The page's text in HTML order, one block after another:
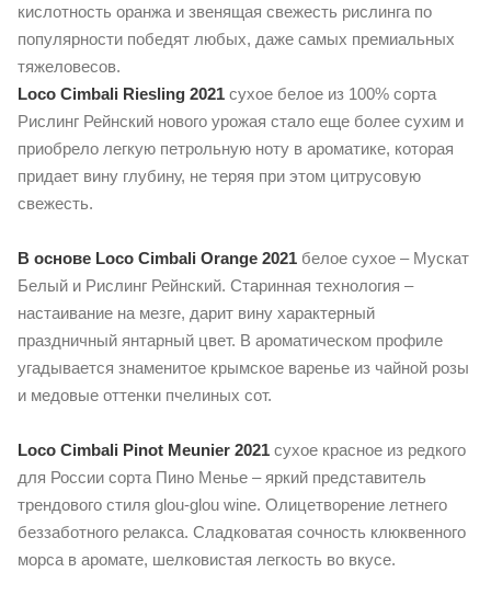
кислотность оранжа и звенящая свежесть рислинга по
популярности победят любых, даже самых премиальных
тяжеловесов.
Loco Cimbali Riesling 2021 сухое белое из 100% cорта
Рислинг Рейнский нового урожая стало еще более сухим и
приобрело легкую петрольную ноту в ароматике, которая
придает вину глубину, не теряя при этом цитрусовую
свежесть.
В основе Loco Cimbali Orange 2021 белое сухое – Мускат
Белый и Рислинг Рейнский. Старинная технология –
настаивание на мезге, дарит вину характерный
праздничный янтарный цвет. В ароматическом профиле
угадывается знаменитое крымское варенье из чайной розы
и медовые оттенки пчелиных сот.
Loco Cimbali Pinot Meunier 2021 сухое красное из редкого
для России сорта Пино Менье – яркий представитель
трендового стиля glou-glou wine. Олицетворение летнего
беззаботного релакса. Сладковатая сочность клюквенного
морса в аромате, шелковистая легкость во вкусе.